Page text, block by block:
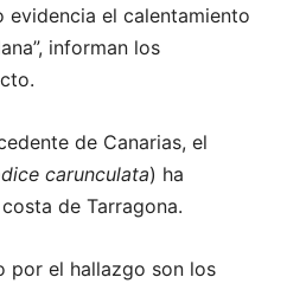
evidencia el calentamiento
informan los
de Canarias, el
carunculata) ha
de Tarragona.
por el hallazgo son los